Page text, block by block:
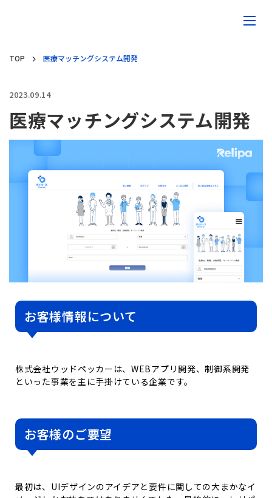
TOP 医療マッチングシステム開発
2023.09.14
医療マッチングシステム開発
お客様情報について
株式会社ウッドペッカーは、WEBアプリ開発、制御系開発
といった事業を主に手掛けている企業です。
お客様のご要望
最初は、UIデザインのアイデアと要件に関しての大まかなイ